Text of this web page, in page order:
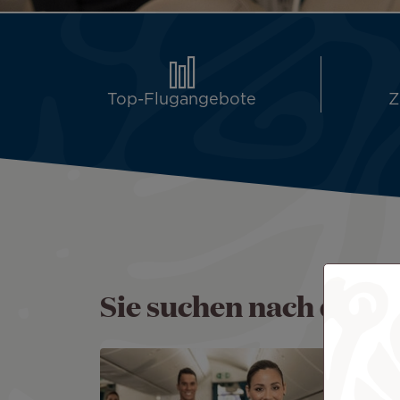
Top-Flugangebote
Sie suchen nach der